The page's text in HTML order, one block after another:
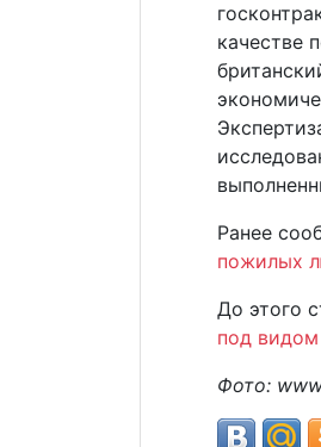
качестве
Ранее
пожилых
До этого
под видом
Фото: